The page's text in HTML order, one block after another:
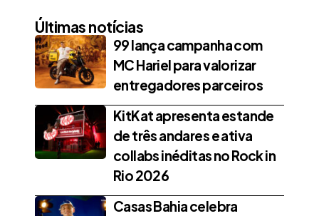
Últimas notícias
99 lança campanha com
MC Hariel para valorizar
entregadores parceiros
KitKat apresenta estande
de três andares e ativa
collabs inéditas no Rock in
Rio 2026
Casas Bahia celebra